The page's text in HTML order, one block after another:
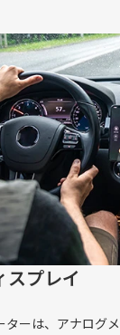
スプレイ
ターは、アナログ